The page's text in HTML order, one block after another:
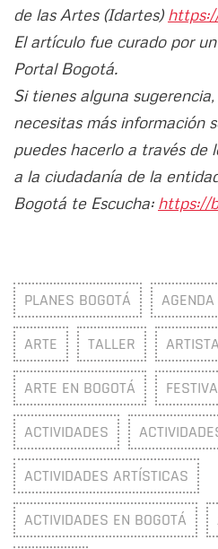
de las Artes (Idartes)
El artículo fue curado por
Portal Bogotá.
Si tienes alguna
necesitas más información
puedes hacerlo a través de
a la ciudadanía de la
Bogotá te Escucha: https://
PLANES BOGOTÁ
ARTE TALLER ARTISTA
ARTE EN BOGOTÁ
ACTIVIDADES
ACTIVIDADES ARTÍSTICAS
ACTIVIDADES EN BOGOTÁ